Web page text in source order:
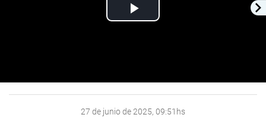
Play
27 de junio de 2025, 09:51hs